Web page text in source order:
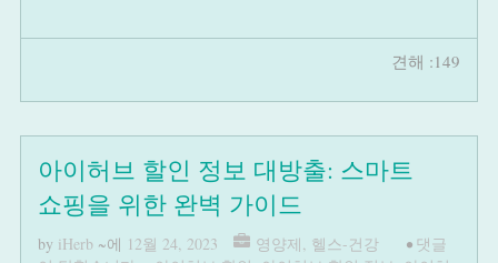
견해 :149
아이허브 할인 정보 대방출: 스마트
쇼핑을 위한 완벽 가이드
by iHerb ~에 12월 24, 2023 영양제, 헬스-건강 • 댓글